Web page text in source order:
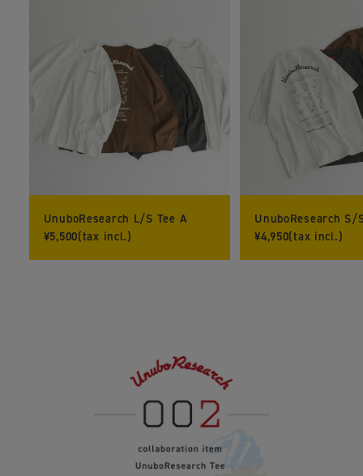
UnuboResearch L/S Tee A
¥5,500(tax incl.)
UnuboResearch S/
¥4,950(tax incl.)